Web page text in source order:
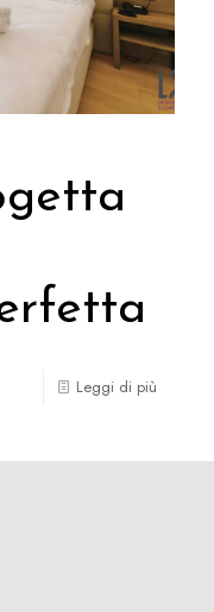
Leggi di più